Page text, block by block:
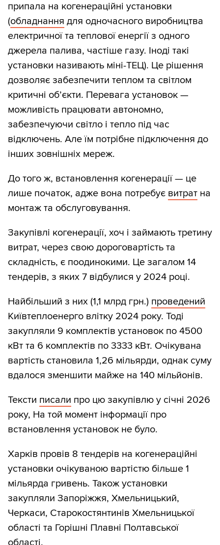
припала на когенераційні установки
(обладнання для одночасного виробництва
електричної та теплової енергії з одного
джерела палива, частіше газу. Іноді такі
установки називають міні-ТЕЦ). Це рішення
дозволяє забезпечити теплом та світлом
критичні об’єкти. Перевага установок —
можливість працювати автономно,
забезпечуючи світло і тепло під час
відключень. Але їм потрібне підключення до
інших зовнішніх мереж.
До того ж, встановлення когенерації — це
лише початок, адже вона потребує витрат на
монтаж та обслуговування.
Закупівлі когенерації, хоч і займають третину
витрат, через свою дороговартість та
складність, є поодинокими. Це загалом 14
тендерів, з яких 7 відбулися у 2024 році.
Найбільший з них (1,1 млрд грн.) проведений
Київтеплоенерго влітку 2024 року. Тоді
закупляли 9 комплектів установок по 4500
кВт та 6 комплектів по 3333 кВт. Очікувана
вартість становила 1,26 мільярди, однак суму
вдалося зменшити майже на 140 мільйонів.
Тексти писали про цю закупівлю у січні 2026
року, На той момент інформації про
встановлення установок не було.
Харків провів 8 тендерів на когенераційні
установки очікуваною вартістю більше 1
мільярда гривень. Також установки
закупляли Запоріжжя, Хмельницький,
Черкаси, Старокостянтинів Хмельницької
області та Горішні Плавні Полтавської